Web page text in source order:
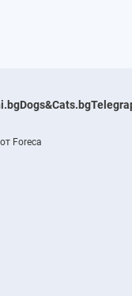
Dogs&Cats.bg
Foreca